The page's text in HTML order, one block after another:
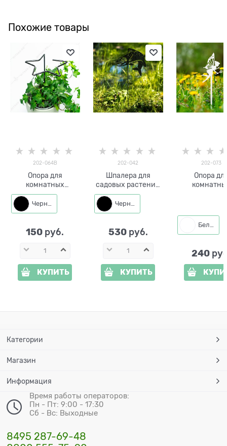
Похожие товары
202-064B
Опора для
комнатных
растений 202-064
h=30 см
Черный
150 руб.
КУПИТЬ
202-042
Шпалера для
садовых растений
Рыба 202-042 h=70
смЧерный
530 руб.
КУПИТЬ
202-073
Опора
Белый
240
Категории
Магазин
Информация
Время работы операторов:
Пн - Пт: 9:00 - 17:30
Сб - Вс: Выходные
8495 287-69-48